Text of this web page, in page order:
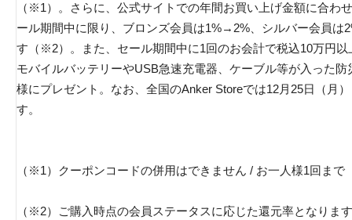
（※1）。さらに、公式サイトでの年間お買い上げ金額に合わ
ール期間中に限り、ブロンズ会員は1%→2%、シルバー会員
す（※2）。また、セール期間中に1回のお会計で税込10万円
モバイルバッテリーやUSB急速充電器、ケーブル等が入った
様にプレゼント。なお、全国のAnker Storeでは12月25日（月
す。
（※1）クーポンコードの併用はできません / お一人様1回まで
（※2）ご購入時点の会員ステータスに応じた還元率となりま